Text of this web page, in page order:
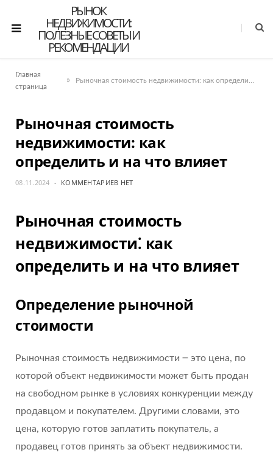
РЫНОК
НЕДВИЖИМОСТИ:
ПОЛЕЗНЫЕ СОВЕТЫ И
РЕКОМЕНДАЦИИ
Главная
страница
»
Рыночная стоимость
недвижимости: как
определить и на что влияет
08.11.2024 КОММЕНТАРИЕВ НЕТ
Рыночная стоимость
недвижимости⁚ как
определить и на что влияет
Определение рыночной
стоимости
Рыночная стоимость недвижимости ౼ это цена, по
которой объект недвижимости может быть продан
на свободном рынке в условиях конкуренции между
продавцом и покупателем. Другими словами, это
цена, которую готов заплатить покупатель, а
продавец готов принять за объект недвижимости.